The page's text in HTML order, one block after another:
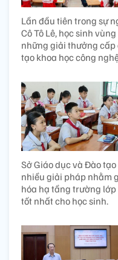
Lần đầu tiên trong sự
Cô Tô Lê, học sinh
những giải thưởng cấp
tạo khoa học công
Sở Giáo dục và Đào
nhiều giải pháp nhằm
hóa hạ tầng trường
tốt nhất cho học sinh.